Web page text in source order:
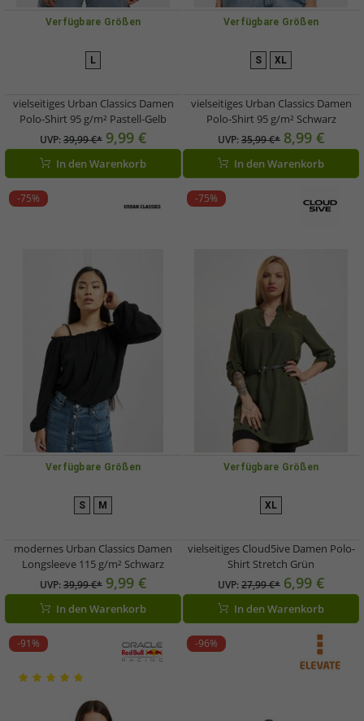
Verfügbare Größen
L
vielseitiges Urban Classics Damen
Polo-Shirt 95 g/m² Pastell-Gelb
UVP:39,99 €* 9,99 €
In den Warenkorb
Verfügbare Größen
S XL
vielseitiges Urban Classics Damen
Polo-Shirt 95 g/m² Schwarz
UVP:35,99 €* 8,99 €
In den Warenkorb
-75%
Verfügbare Größen
S M
modernes Urban Classics Damen
Longsleeve 115 g/m² Schwarz
UVP:39,99 €* 9,99 €
In den Warenkorb
-75%
Verfügbare Größen
XL
vielseitiges Cloud5ive Damen Polo-
Shirt Stretch Grün
UVP:27,99 €* 6,99 €
In den Warenkorb
-91% -96%